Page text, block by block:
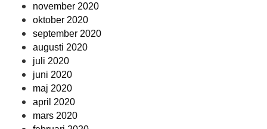
november 2020
oktober 2020
september 2020
augusti 2020
juli 2020
juni 2020
maj 2020
april 2020
mars 2020